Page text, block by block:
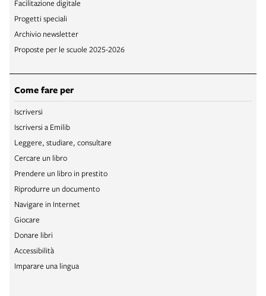
Facilitazione digitale
Progetti speciali
Archivio newsletter
Proposte per le scuole 2025-2026
Come fare per
Iscriversi
Iscriversi a Emilib
Leggere, studiare, consultare
Cercare un libro
Prendere un libro in prestito
Riprodurre un documento
Navigare in Internet
Giocare
Donare libri
Accessibilità
Imparare una lingua